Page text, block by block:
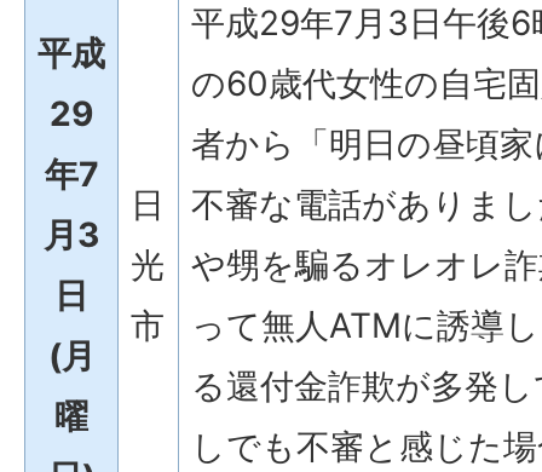
平成
29
年7
月3
日
(月
曜
日
光
市
平成29年7月3日午後
の60歳代女性の自宅
者から「明日の昼頃
不審な電話がありま
や甥を騙るオレオレ
って無人ATMに誘導
る還付金詐欺が多発
しでも不審と感じた